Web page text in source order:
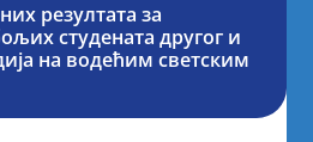
резултата за
студената другог и
на водећим светским